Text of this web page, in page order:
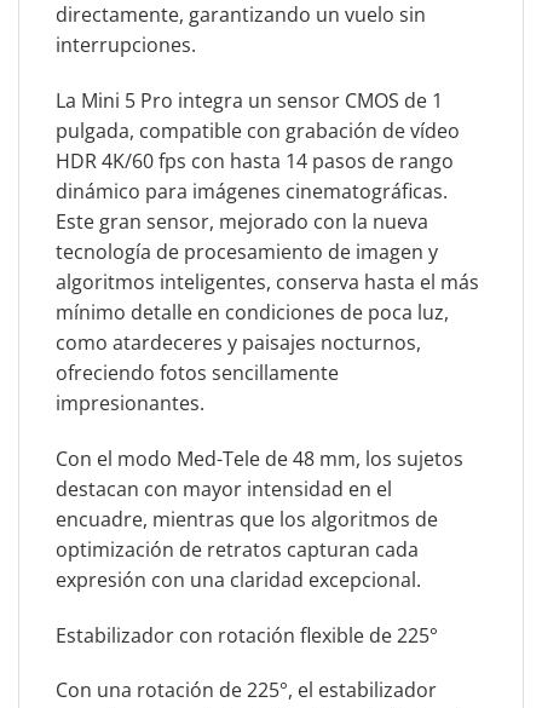
directamente, garantizando un vuelo sin
interrupciones.
La Mini 5 Pro integra un sensor CMOS de 1
pulgada, compatible con grabación de vídeo
HDR 4K/60 fps con hasta 14 pasos de rango
dinámico para imágenes cinematográficas.
Este gran sensor, mejorado con la nueva
tecnología de procesamiento de imagen y
algoritmos inteligentes, conserva hasta el más
mínimo detalle en condiciones de poca luz,
como atardeceres y paisajes nocturnos,
ofreciendo fotos sencillamente
impresionantes.
Con el modo Med-Tele de 48 mm, los sujetos
destacan con mayor intensidad en el
encuadre, mientras que los algoritmos de
optimización de retratos capturan cada
expresión con una claridad excepcional.
Estabilizador con rotación flexible de 225°
Con una rotación de 225°, el estabilizador